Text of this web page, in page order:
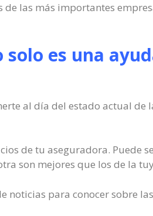
las más importantes
es una
al día del estado actual de
de tu aseguradora. Puede
son mejores que los de la
noticias para conocer sobre